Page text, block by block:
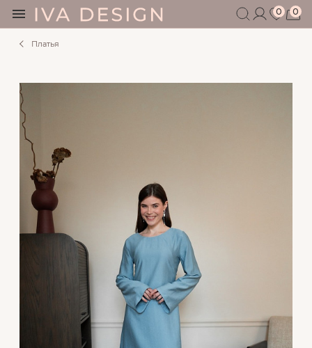
0 0
БЕЗ СЕКРЕТОВ
МУЖЧИНАМ
ДЕТЯМ
АКСЕССУАРЫ
СЕРТИФИКАТ
АКЦИИ
БЛОГ
ШОУРУМ
+7 495 401 6950
Платья